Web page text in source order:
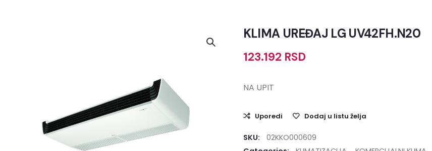
KLIMA UREĐAJ LG UV42FH.N20
123.192 RSD
NA UPIT
Uporedi Dodaj u listu želja
SKU:
02KKO000609